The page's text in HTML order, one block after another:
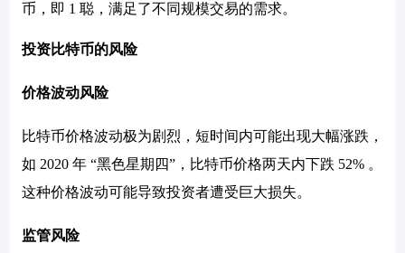
币，即 1 聪，满足了不同规模交易的需求。
投资比特币的风险
价格波动风险
比特币价格波动极为剧烈，短时间内可能出现大幅涨跌，
如 2020 年 “黑色星期四”，比特币价格两天内下跌 52% 。
这种价格波动可能导致投资者遭受巨大损失。
监管风险